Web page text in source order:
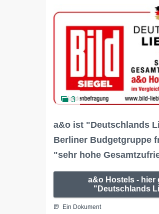
3
a&o ist "Deutschlands
Berliner Budgetgruppe
"sehr hohe
a&o Hostels - hier
"Deutschlands
Ein Dokument